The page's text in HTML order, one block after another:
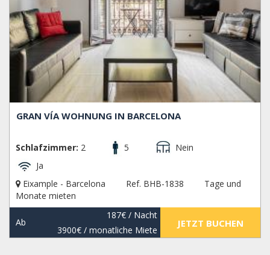
GRAN VÍA WOHNUNG IN BARCELONA
Schlafzimmer: 2 5
Nein
Ja
Eixample - Barcelona
Ref. BHB-1838
Tage und
Monate mieten
Ab
187€/ Nacht
3900€/ monatliche Miete
JETZT BUCHEN